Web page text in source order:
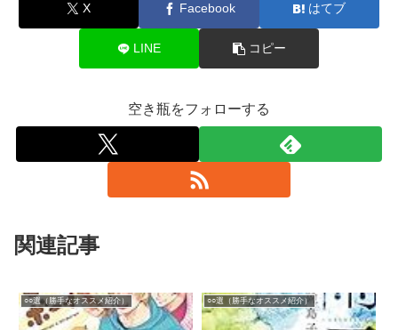
X Facebook はてブ
LINE コピー
空き瓶をフォローする
関連記事
○○選（勝手なオススメ紹介） ○○選（勝手なオススメ紹介）